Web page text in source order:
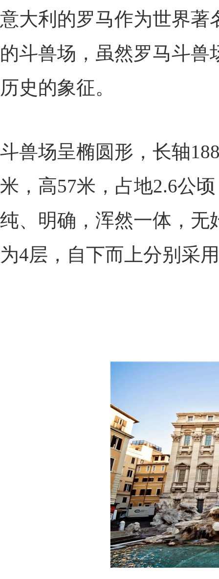
意大利的罗马作为世界著
的斗兽场，虽然罗马斗
历史的象征。
斗兽场呈椭圆形，长轴
米，高57米，占地2.6公
纯、明确，浑然一体，无
为4层，自下而上分别采